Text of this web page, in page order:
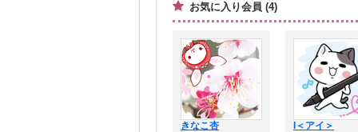
お気に入り会員 (4)
きなこ杏 I＜アイ＞